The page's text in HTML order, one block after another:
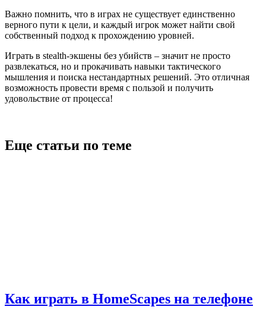
Важно помнить, что в играх не существует единственно
верного пути к цели, и каждый игрок может найти свой
собственный подход к прохождению уровней.
Играть в stealth-экшены без убийств – значит не просто
развлекаться, но и прокачивать навыки тактического
мышления и поиска нестандартных решений. Это отличная
возможность провести время с пользой и получить
удовольствие от процесса!
Еще статьи по теме
Как играть в HomeScapes на телефоне